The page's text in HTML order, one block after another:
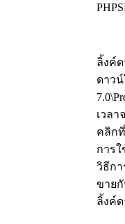
ลิ้งค์
ดาวน์
เวลา
คลิกที่
การ
วิธีก
ขาย
ลิ้งค์